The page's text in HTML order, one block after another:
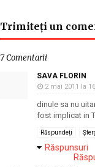
Trimiteți un
7 Comentarii
SAVA FLORIN
2 mai 2011 la
dinule sa nu
fost implicat in
Răspundeți
Răspunsuri